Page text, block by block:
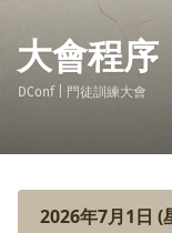
大會程序
DConf | 門徒訓練大會
2026年7月1日